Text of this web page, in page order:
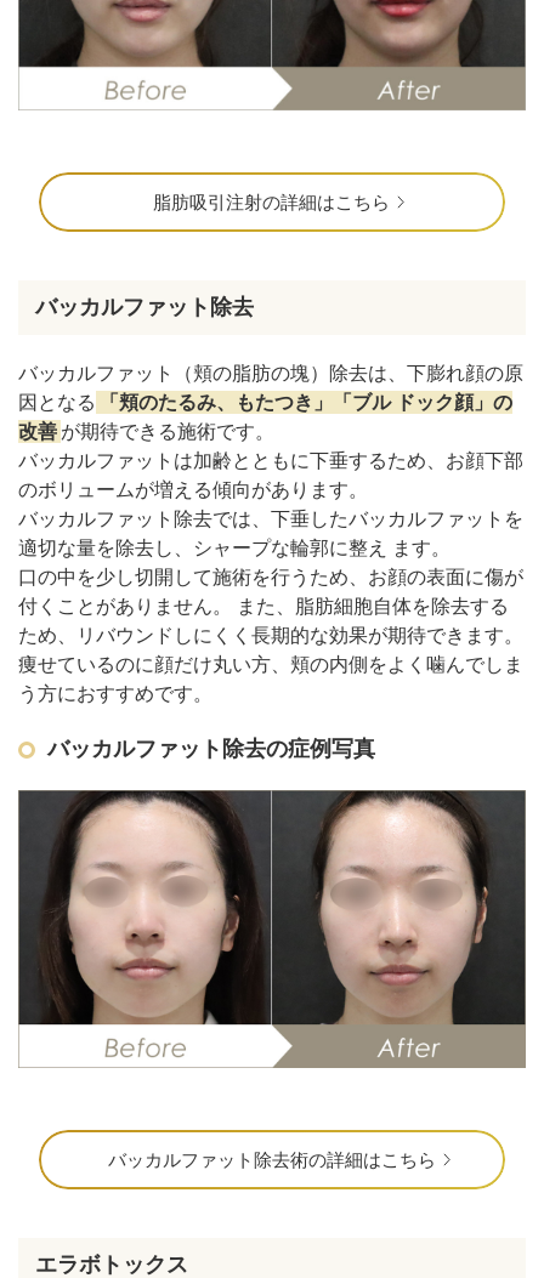
脂肪吸引注射の詳細はこちら
バッカルファット除去
バッカルファット（頬の脂肪の塊）除去は、下膨れ顔の原
因となる
「頬のたるみ、もたつき」「ブル ドック顔」の
改善 が期待できる施術です。
バッカルファットは加齢とともに下垂するため、お顔下部
のボリュームが増える傾向があります。
バッカルファット除去では、下垂したバッカルファットを
適切な量を除去し、シャープな輪郭に整え ます。
口の中を少し切開して施術を行うため、お顔の表面に傷が
付くことがありません。 また、脂肪細胞自体を除去する
ため、リバウンドしにくく長期的な効果が期待できます。
痩せているのに顔だけ丸い方、頬の内側をよく噛んでしま
う方におすすめです。
バッカルファット除去の症例写真
バッカルファット除去術の詳細はこちら
エラボトックス